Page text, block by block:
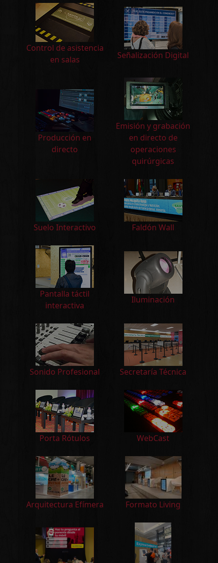
Control de asistencia
en salas
Señalización Digital
Producción en
directo
Emisión y grabación
en directo de
operaciones
quirúrgicas
Suelo Interactivo Faldón Wall
Pantalla táctil
interactiva
Iluminación
Sonido Profesional Secretaría Técnica
Porta Rótulos WebCast
Arquitectura Efímera Formato Living